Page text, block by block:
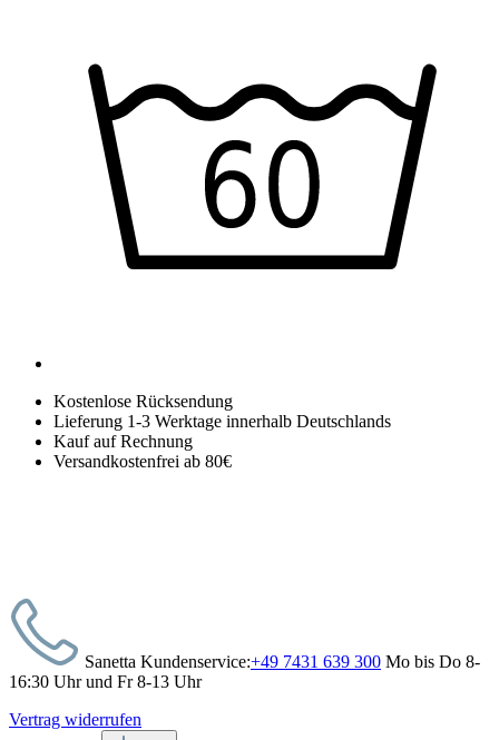
Kostenlose Rücksendung
Lieferung 1-3 Werktage innerhalb Deutschlands
Kauf auf Rechnung
Versandkostenfrei ab 80€
Sanetta Kundenservice:+49 7431 639 300 Mo bis Do 8-
16:30 Uhr und Fr 8-13 Uhr
Vertrag widerrufen